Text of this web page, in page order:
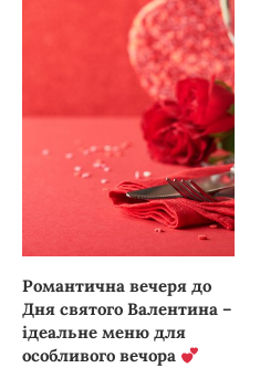
Романтична вечеря до
Дня святого Валентина –
ідеальне меню для
особливого вечора